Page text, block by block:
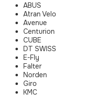
ABUS
Atran Velo
Avenue
Centurion
CUBE
DT SWISS
E-Fly
Falter
Norden
Giro
KMC